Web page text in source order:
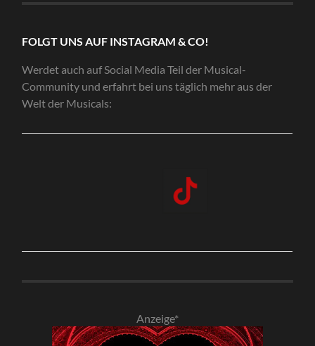
FOLGT UNS AUF INSTAGRAM & CO!
Werdet auch auf Social Media Teil der Musical-
Community und erfahrt bei uns täglich mehr aus der
Welt der Musicals:
Anzeige*